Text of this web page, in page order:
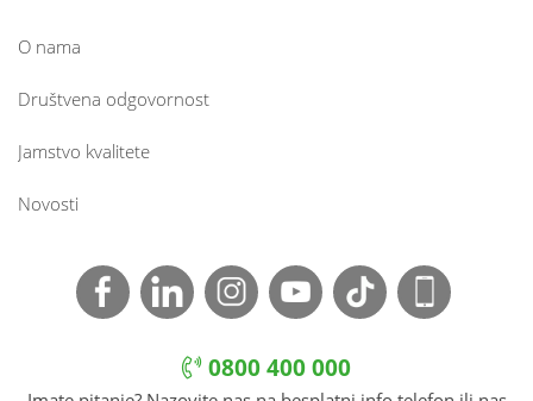
O nama
Društvena odgovornost
Jamstvo kvalitete
Novosti
0800 400 000